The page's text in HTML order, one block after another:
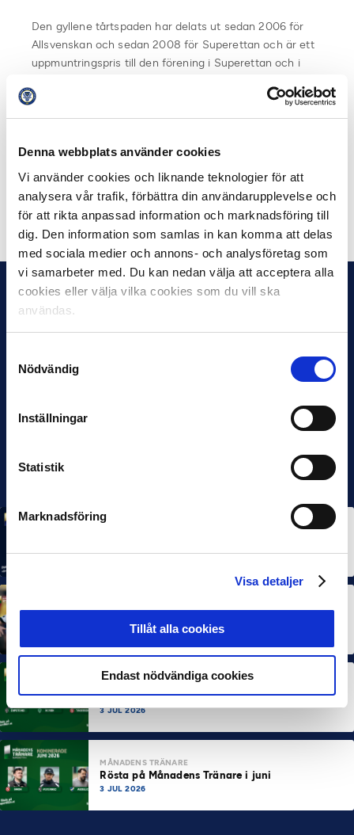
Denna webbplats använder cookies
Vi använder cookies och liknande teknologier för att
analysera vår trafik, förbättra din användarupplevelse och
för att rikta anpassad information och marknadsföring till
dig. Den information som samlas in kan komma att delas
med sociala medier och annons- och analysföretag som
vi samarbeter med. Du kan nedan välja att acceptera alla
cookies eller välja vilka cookies som du vill ska
användas.
Nödvändig
Inställningar
Statistik
Marknadsföring
Visa detaljer
Tillåt alla cookies
Endast nödvändiga cookies
Den gyllene tårtspaden har delats ut sedan 2006 för
Allsvenskan och sedan 2008 för Superettan och är ett
uppmuntringspris till den förening i Superettan och i
finns inga direkta kriterier för vad som är det ”bästa”
evenemanget, utan det är delegaternas ”magkänsla”
Stort grattis önskar Svensk Elitfotboll!
Dela på Facebook Dela på Twitter
7 AUG 2026
10 JUL 2026
Rösta på Månadens Spelare i juni
3 JUL 2026
MÅNADENS TRÄNARE
Rösta på Månadens Tränare i juni
3 JUL 2026